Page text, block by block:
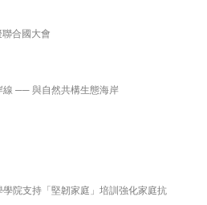
院支持「堅韌家庭」培訓強化家庭抗
合國大會
── 與自然共構生態海岸